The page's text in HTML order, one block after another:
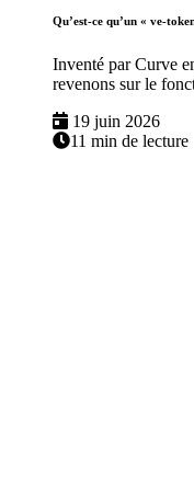
Qu’est-ce qu’un « ve-
Inventé par Curve
revenons sur le
19 juin 2026
11 min de lecture